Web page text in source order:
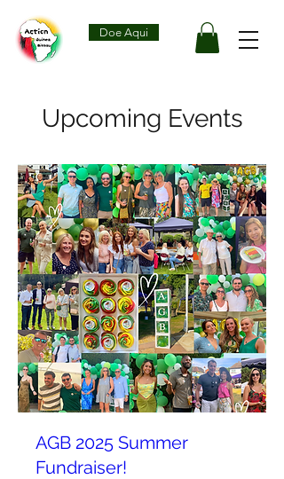
Doe Aqui
Upcoming Events
AGB 2025 Summer
Fundraiser!